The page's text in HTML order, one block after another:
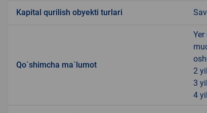
Kapital qurilish obyekti turlari
Qo`shimcha ma`lumot
2
3
4